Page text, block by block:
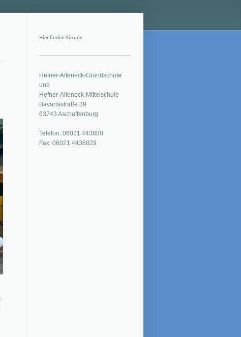
Hier finden Sie uns
Hefner-Alteneck-Grundschule
und
Hefner-Alteneck-Mittelschule
Bavariastraße 39
63743 Aschaffenburg
Telefon: 06021 443680
Fax: 06021 4436829